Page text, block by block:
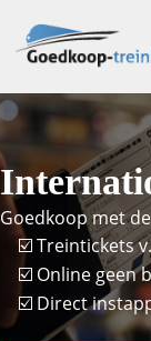
Goedkoop met
☑️ Treintickets
☑️ Online geen
☑️ Direct